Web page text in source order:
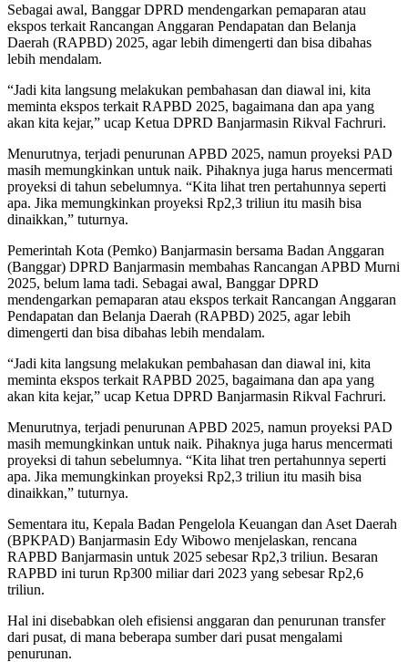
Sebagai awal, Banggar DPRD mendengarkan pemaparan atau
ekspos terkait Rancangan Anggaran Pendapatan dan Belanja
Daerah (RAPBD) 2025, agar lebih dimengerti dan bisa dibahas
lebih mendalam.
“Jadi kita langsung melakukan pembahasan dan diawal ini, kita
meminta ekspos terkait RAPBD 2025, bagaimana dan apa yang
akan kita kejar,” ucap Ketua DPRD Banjarmasin Rikval Fachruri.
Menurutnya, terjadi penurunan APBD 2025, namun proyeksi PAD
masih memungkinkan untuk naik. Pihaknya juga harus mencermati
proyeksi di tahun sebelumnya. “Kita lihat tren pertahunnya seperti
apa. Jika memungkinkan proyeksi Rp2,3 triliun itu masih bisa
dinaikkan,” tuturnya.
Pemerintah Kota (Pemko) Banjarmasin bersama Badan Anggaran
(Banggar) DPRD Banjarmasin membahas Rancangan APBD Murni
2025, belum lama tadi. Sebagai awal, Banggar DPRD
mendengarkan pemaparan atau ekspos terkait Rancangan Anggaran
Pendapatan dan Belanja Daerah (RAPBD) 2025, agar lebih
dimengerti dan bisa dibahas lebih mendalam.
“Jadi kita langsung melakukan pembahasan dan diawal ini, kita
meminta ekspos terkait RAPBD 2025, bagaimana dan apa yang
akan kita kejar,” ucap Ketua DPRD Banjarmasin Rikval Fachruri.
Menurutnya, terjadi penurunan APBD 2025, namun proyeksi PAD
masih memungkinkan untuk naik. Pihaknya juga harus mencermati
proyeksi di tahun sebelumnya. “Kita lihat tren pertahunnya seperti
apa. Jika memungkinkan proyeksi Rp2,3 triliun itu masih bisa
dinaikkan,” tuturnya.
Sementara itu, Kepala Badan Pengelola Keuangan dan Aset Daerah
(BPKPAD) Banjarmasin Edy Wibowo menjelaskan, rencana
RAPBD Banjarmasin untuk 2025 sebesar Rp2,3 triliun. Besaran
RAPBD ini turun Rp300 miliar dari 2023 yang sebesar Rp2,6
triliun.
Hal ini disebabkan oleh efisiensi anggaran dan penurunan transfer
dari pusat, di mana beberapa sumber dari pusat mengalami
penurunan.